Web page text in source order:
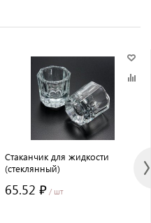
Стаканчик для жидкости
(стеклянный)
65.52 ₽ / шт